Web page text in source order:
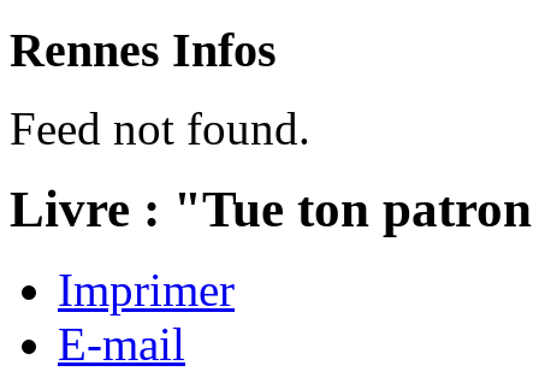
Rennes Infos
Feed not found.
Livre : "Tue ton
Imprimer
E-mail